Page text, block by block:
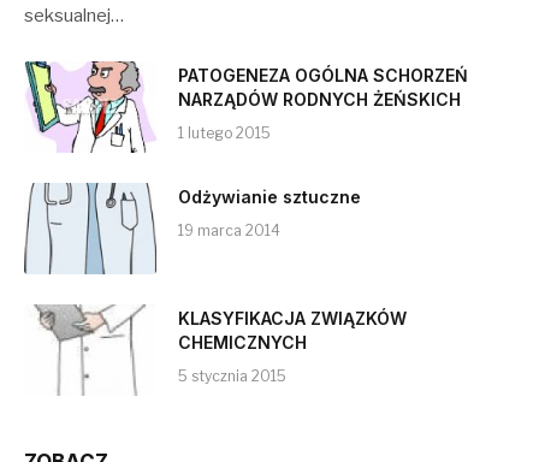
seksualnej…
PATOGENEZA OGÓLNA SCHORZEŃ
NARZĄDÓW RODNYCH ŻEŃSKICH
1 lutego 2015
Odżywianie sztuczne
19 marca 2014
KLASYFIKACJA ZWIĄZKÓW
CHEMICZNYCH
5 stycznia 2015